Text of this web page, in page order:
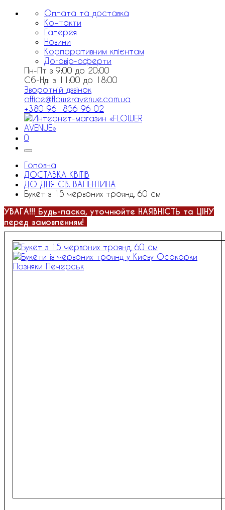
Оплата та доставка
Контакти
Галерея
Новини
Корпоративним клієнтам
Договір-оферти
Пн-Пт з 9:00 до 20:00
Сб-Нд: з 11:00 до 18:00
Зворотній дзвінок
office@floweravenue.com.ua
+380 96 856 96 02
0
Головна
ДОСТАВКА КВІТІВ
ДО ДНЯ СВ. ВАЛЕНТИНА
Букет з 15 червоних троянд, 60 см
УВАГА!!! Будь-ласка, уточнюйте НАЯВНІСТЬ та ЦІНУ
перед замовленням!